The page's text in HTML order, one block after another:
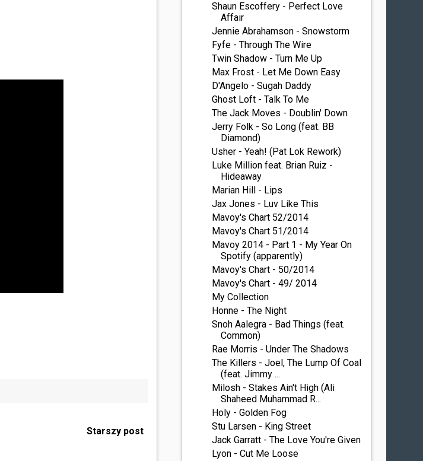
Starszy post
Shaun Escoffery - Perfect Love
Affair
Jennie Abrahamson - Snowstorm
Fyfe - Through The Wire
Twin Shadow - Turn Me Up
Max Frost - Let Me Down Easy
D'Angelo - Sugah Daddy
Ghost Loft - Talk To Me
The Jack Moves - Doublin' Down
Jerry Folk - So Long (feat. BB
Diamond)
Usher - Yeah! (Pat Lok Rework)
Luke Million feat. Brian Ruiz -
Hideaway
Marian Hill - Lips
Jax Jones - Luv Like This
Mavoy's Chart 52/2014
Mavoy's Chart 51/2014
Mavoy 2014 - Part 1 - My Year On
Spotify (apparently)
Mavoy's Chart - 50/2014
Mavoy's Chart - 49/ 2014
My Collection
Honne - The Night
Snoh Aalegra - Bad Things (feat.
Common)
Rae Morris - Under The Shadows
The Killers - Joel, The Lump Of Coal
(feat. Jimmy ...
Milosh - Stakes Ain't High (Ali
Shaheed Muhammad R...
Holy - Golden Fog
Stu Larsen - King Street
Jack Garratt - The Love You're Given
Lyon - Cut Me Loose